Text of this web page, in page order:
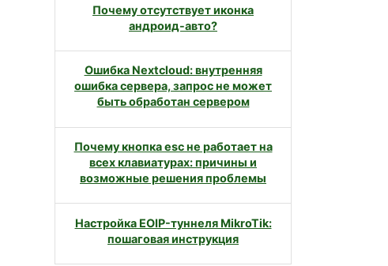
Почему отсутствует иконка
андроид-авто?
Ошибка Nextcloud: внутренняя
ошибка сервера, запрос не может
быть обработан сервером
Почему кнопка esc не работает на
всех клавиатурах: причины и
возможные решения проблемы
Настройка EOIP-туннеля MikroTik:
пошаговая инструкция